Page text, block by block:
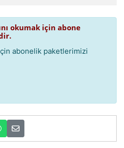
okumak için abone
abonelik paketlerimizi